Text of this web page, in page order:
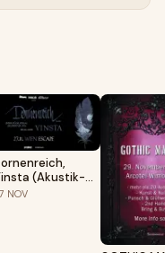
(Akustik-
NOV